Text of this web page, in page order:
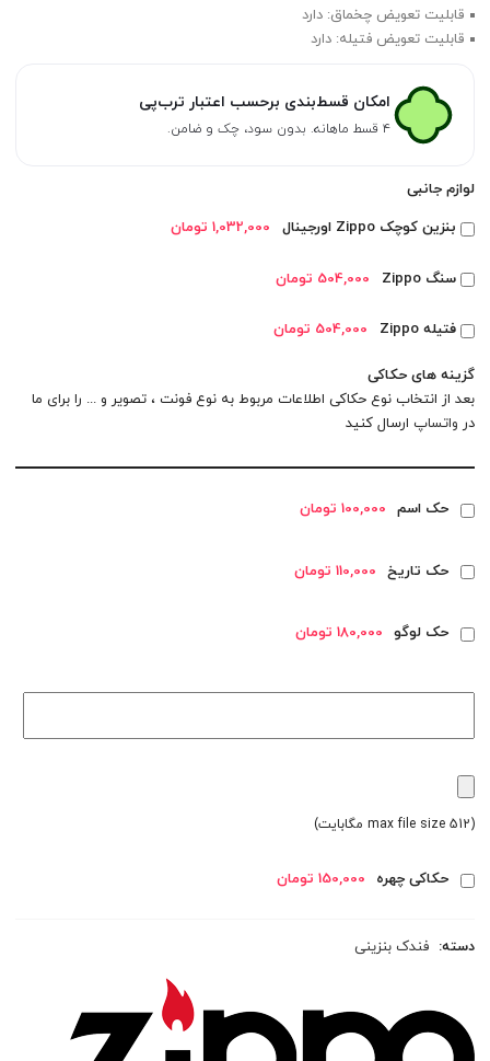
قابلیت تعویض چخماق: دارد
قابلیت تعویض فتیله: دارد
امکان قسط‌بندی برحسب اعتبار ترب‌پی
۴ قسط ماهانه. بدون سود، چک و ضامن.
لوازم جانبی
بنزین کوچک Zippo اورجینال
1,032,000 تومان
سنگ Zippo 504,000 تومان
فتیله Zippo 504,000 تومان
گزینه های حکاکی
بعد از انتخاب نوع حکاکی اطلاعات مربوط به نوع فونت ، تصویر و ... را برای ما
در واتساپ ارسال کنید
حک اسم 100,000 تومان
حک تاریخ 110,000 تومان
حک لوگو 180,000 تومان
(max file size 512 مگابایت)
حکاکی چهره 150,000 تومان
دسته: فندک بنزینی